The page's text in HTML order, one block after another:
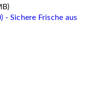
- Sichere Frische aus